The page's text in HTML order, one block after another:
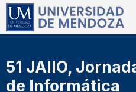
51 JAIIO,
de Informática